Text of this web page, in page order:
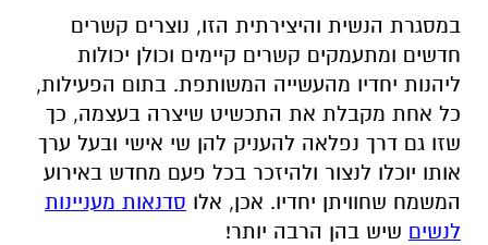
במסגרת הנשית והיצירתית הזו, נוצרים קשרים
חדשים ומתעמקים קשרים קיימים וכולן יכולות
ליהנות יחדיו מהעשייה המשותפת. בתום הפעילות,
כל אחת מקבלת את התכשיט שיצרה בעצמה, כך
שזו גם דרך נפלאה להעניק להן שי אישי ובעל ערך
אותו יוכלו לנצור ולהיזכר בכל פעם מחדש באירוע
המשמח שחוויתן יחדיו. אכן, אלו סדנאות מעניינות
לנשים שיש בהן הרבה יותר!